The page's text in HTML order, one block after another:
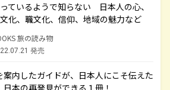
ているようで知らない 日本人の心、
化、職文化、信仰、地域の魅力など
旅の読み物
発売
案内したガイドが、日本人にこそ伝えた
本の再発見ができる１冊！